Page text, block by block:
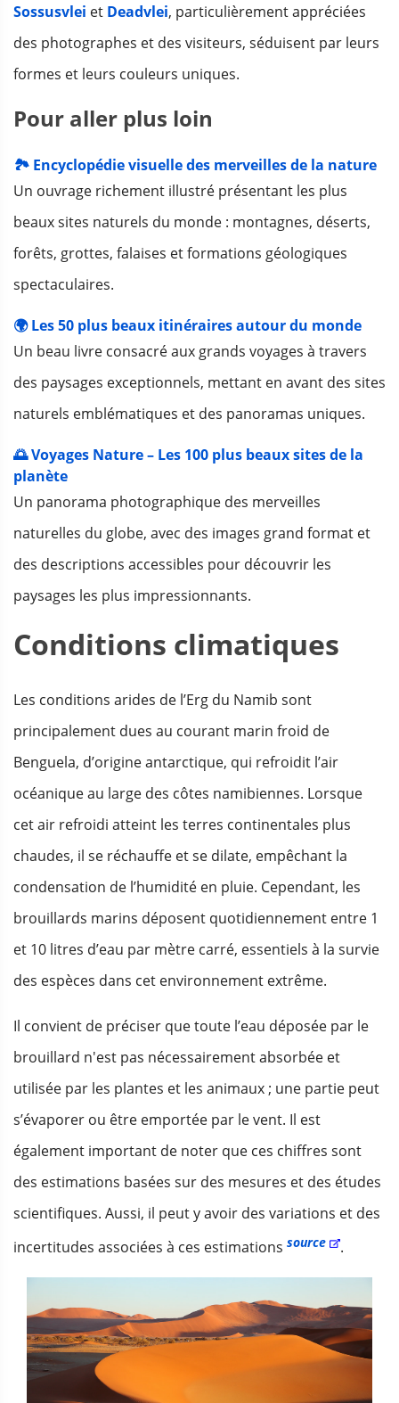
Sossusvlei et Deadvlei, particulièrement appréciées
des photographes et des visiteurs, séduisent par leurs
formes et leurs couleurs uniques.
Pour aller plus loin
🏞️ Encyclopédie visuelle des merveilles de la nature
Un ouvrage richement illustré présentant les plus
beaux sites naturels du monde : montagnes, déserts,
forêts, grottes, falaises et formations géologiques
spectaculaires.
🌍 Les 50 plus beaux itinéraires autour du monde
Un beau livre consacré aux grands voyages à travers
des paysages exceptionnels, mettant en avant des sites
naturels emblématiques et des panoramas uniques.
🌅 Voyages Nature – Les 100 plus beaux sites de la
planète
Un panorama photographique des merveilles
naturelles du globe, avec des images grand format et
des descriptions accessibles pour découvrir les
paysages les plus impressionnants.
Conditions climatiques
Les conditions arides de l’Erg du Namib sont
principalement dues au courant marin froid de
Benguela, d’origine antarctique, qui refroidit l’air
océanique au large des côtes namibiennes. Lorsque
cet air refroidi atteint les terres continentales plus
chaudes, il se réchauffe et se dilate, empêchant la
condensation de l’humidité en pluie. Cependant, les
brouillards marins déposent quotidiennement entre 1
et 10 litres d’eau par mètre carré, essentiels à la survie
des espèces dans cet environnement extrême.
Il convient de préciser que toute l’eau déposée par le
brouillard n'est pas nécessairement absorbée et
utilisée par les plantes et les animaux ; une partie peut
s’évaporer ou être emportée par le vent. Il est
également important de noter que ces chiffres sont
des estimations basées sur des mesures et des études
scientifiques. Aussi, il peut y avoir des variations et des
incertitudes associées à ces estimations source .